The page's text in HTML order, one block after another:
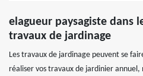
elagueur paysagiste dans
travaux de jardinage
Les travaux de jardinage peuvent se
réaliser vos travaux de jardinier annuel,